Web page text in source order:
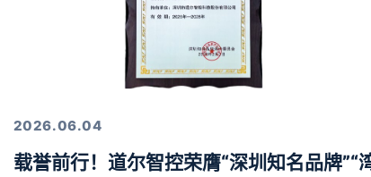
2026.06.04
载誉前行！道尔智控荣膺“深圳知名品牌”“